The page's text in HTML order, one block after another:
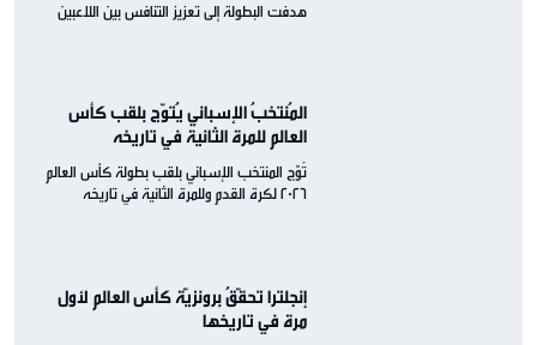
هدفت البطولة إلى تعزيز التنافس بين اللاعبين
المُنتخبُ الإسباني يُتوّج بلقب كأس
العالم للمرة الثانية في تاريخه
تُوّج المنتخب الإسباني بلقب بطولة كأس العالم
2026 لكرة القدم وللمرة الثانية في تاريخه
إنجلترا تحقّقُ برونزيّة كأس العالم لأول
مرة في تاريخها